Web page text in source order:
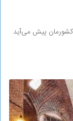
کشورمان پیش می‌آید